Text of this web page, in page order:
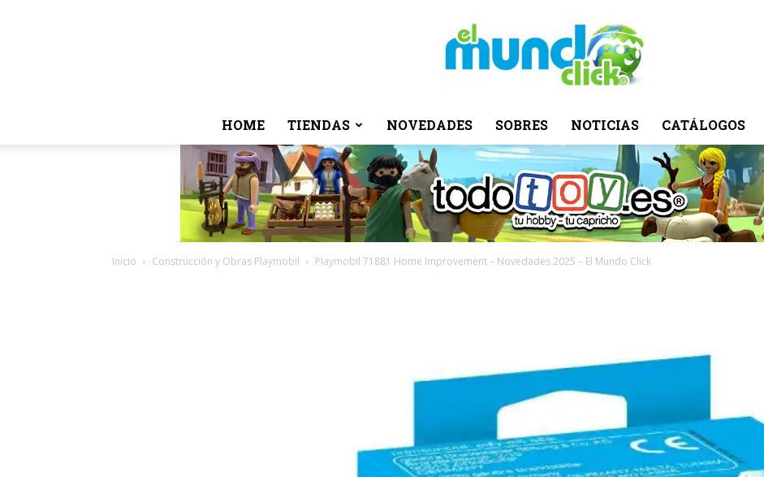
El
HOME TIENDAS NOVEDADES SOBRES NOTICIAS CATÁLOGOS
Inicio Construcción y Obras Playmobil Playmobil 71881 Home Improvement – Novedades 2025 – El Mundo Click